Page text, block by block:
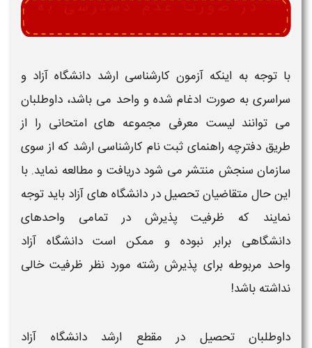
با توجه به اینکه آزمون کارشناسی ارشد دانشگاه آزاد و
سراسری به صورت ادغام شده و واحد می باشد، داوطلبان
می توانندلیست معرفی مجموعه های امتحانی را از
طریق دفترچه راهنمای ثبت نام کارشناسی ارشد که از سوی
سازمان سنجش منتشر می شود دریافت و مطالعه نماید. با
این حال متقاضیان تحصیل دردانشگاه های آزاد باید توجه
نمایند که ظرفیت پذیرش در تمامی واحدهای
دانشگاهی برابر نبوده و ممکن استدانشگاه آزاد
واحد مربوطه برای پذیرش رشته مورد نظر ظرفیت خالی
نداشته باشد!
داوطلبان تحصیل در مقطع ارشد دانشگاه آزاد